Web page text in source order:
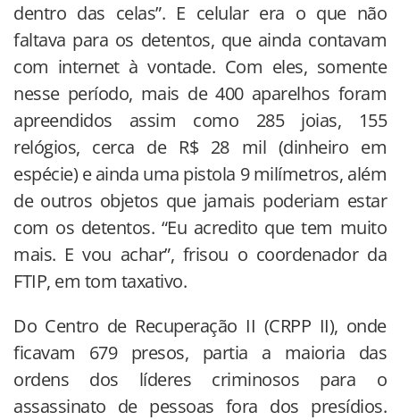
dentro das celas”. E celular era o que não
faltava para os detentos, que ainda contavam
com internet à vontade. Com eles, somente
nesse período, mais de 400 aparelhos foram
apreendidos assim como 285 joias, 155
relógios, cerca de R$ 28 mil (dinheiro em
espécie) e ainda uma pistola 9 milímetros, além
de outros objetos que jamais poderiam estar
com os detentos. “Eu acredito que tem muito
mais. E vou achar”, frisou o coordenador da
FTIP, em tom taxativo.
Do Centro de Recuperação II (CRPP II), onde
ficavam 679 presos, partia a maioria das
ordens dos líderes criminosos para o
assassinato de pessoas fora dos presídios.